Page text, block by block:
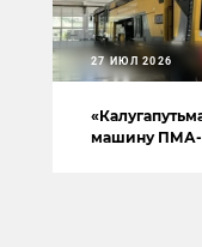
машину
27 ИЮЛ 2026